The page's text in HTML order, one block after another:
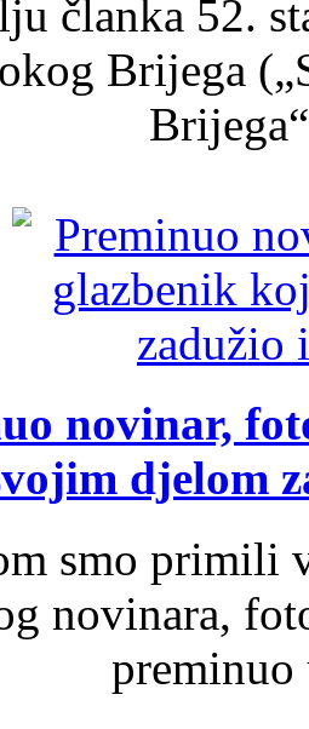
članka 52.
Brijega
novinar,
djelom
smo primili
novinara,